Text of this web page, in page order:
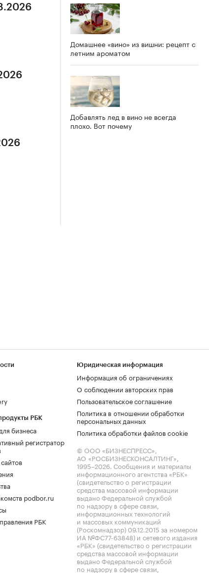
Домашнее «вино» из вишни: рецепт с
летним ароматом
Добавлять лед в вино не всегда
плохо. Вот почему
РБК
бизнеса
регистратор
podbor.ru
РБК
Юридическая информация
Информация об ограничениях
О соблюдении авторских прав
Пользовательское соглашение
Политика в отношении обработки
персональных данных
Политика обработки файлов cookie
© ООО «БИЗНЕСПРЕСС»,
АО «РОСБИЗНЕСКОНСАЛТИНГ»,
1995–2026. Сообщения и материалы
информационного агентства «РБК»
(свидетельство о регистрации
средства массовой информации
выдано Федеральной службой
по надзору в сфере связи,
информационных технологий
и массовых коммуникаций
(Роскомнадзор) 09.12.2015 за номером
ИА №ФС77-63848) и сетевого издания
«РБК» (свидетельство о регистрации
средства массовой информации
выдано Федеральной службой
по надзору в сфере связи,